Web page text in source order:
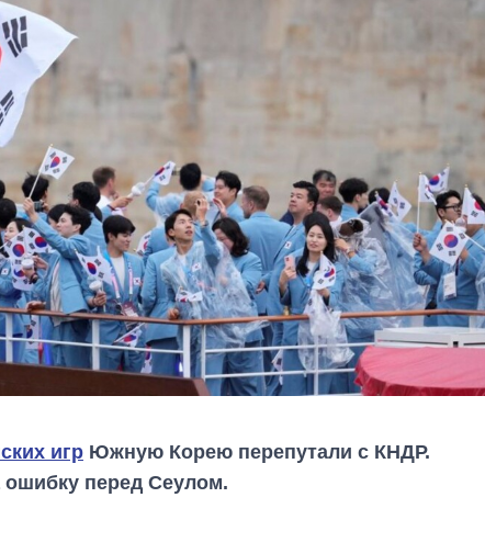
игр Южную Корею перепутали с КНДР.
ошибку перед Сеулом.